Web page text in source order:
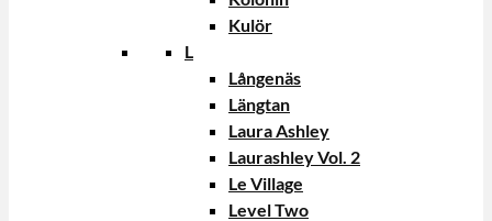
Kulör
L
Långenäs
Längtan
Laura Ashley
Laurashley Vol. 2
Le Village
Level Two